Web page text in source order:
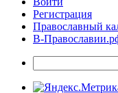
Регистрация
Православный
В-